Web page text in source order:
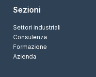
Sezioni
Settori industriali
Consulenza
Formazione
Azienda